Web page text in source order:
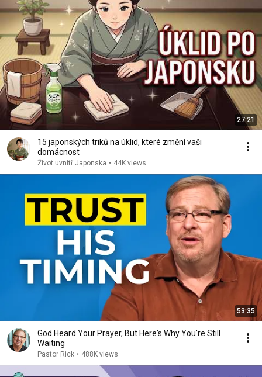
27:21
15 japonských triků na úklid, které změní vaši
domácnost
Život uvnitř Japonska • 44K views
53:35
God Heard Your Prayer, But Here's Why You're Still
Waiting
Pastor Rick • 488K views